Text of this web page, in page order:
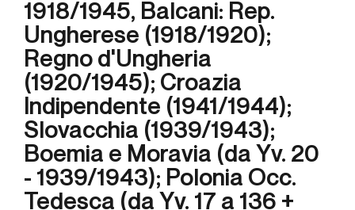
1918/1945, Balcani: Rep.
Ungherese (1918/1920);
Regno d'Ungheria
(1920/1945); Croazia
Indipendente (1941/1944);
Slovacchia (1939/1943);
Boemia e Moravia (da Yv. 20
- 1939/1943); Polonia Occ.
Tedesca (da Yv. 17 a 136 +